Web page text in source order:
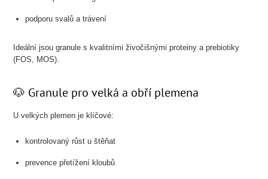
podporu svalů a trávení
Ideální jsou granule s kvalitními živočišnými proteiny a prebiotiky
(FOS, MOS).
🐶 Granule pro velká a obří plemena
U velkých plemen je klíčové:
kontrolovaný růst u štěňat
prevence přetížení kloubů